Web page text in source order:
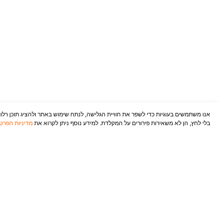
אנו משתמשים בעוגיות כדי לשפר את חוויית הגלישה, לנתח שימוש באתר ולהציג תוכן
בלי לחץ, הן לא משאירות פירורים על המקלדת. למידע נוסף ניתן לקרוא אתמדיניות